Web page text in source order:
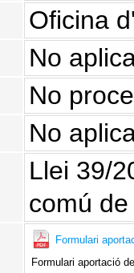
Oficina
No
No
No
Llei 39/
comú
Formulari
Formulari aportació